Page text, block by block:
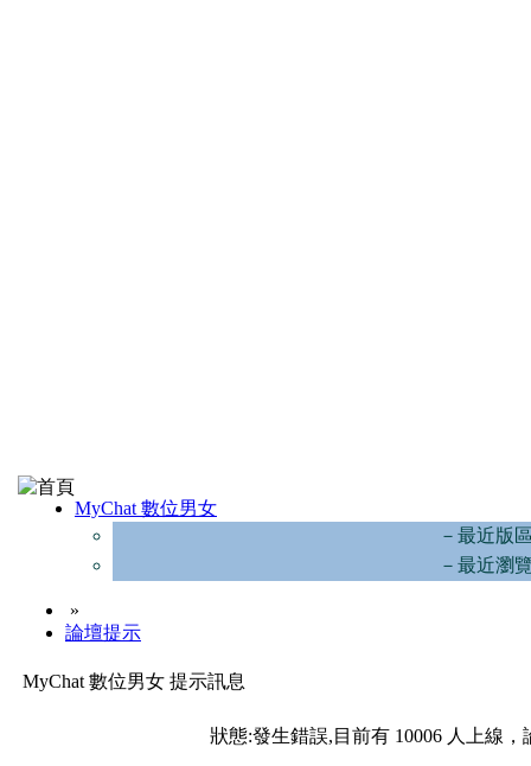
MyChat 數位男女
－最近版
－最近瀏
»
論壇提示
MyChat 數位男女 提示訊息
狀態:發生錯誤,目前有 10006 人上線